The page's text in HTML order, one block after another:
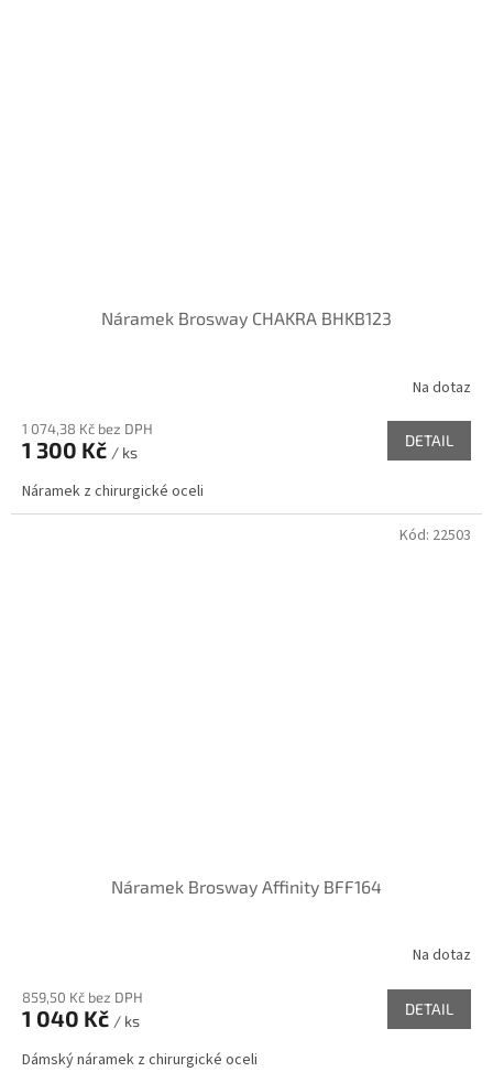
Náramek Brosway CHAKRA BHKB123
Na dotaz
1 074,38 Kč bez DPH
1 300 Kč / ks
DETAIL
Náramek z chirurgické oceli
Náramek Brosway Affinity BFF164
Na dotaz
859,50 Kč bez DPH
1 040 Kč / ks
DETAIL
Dámský náramek z chirurgické oceli
Kód: 22503